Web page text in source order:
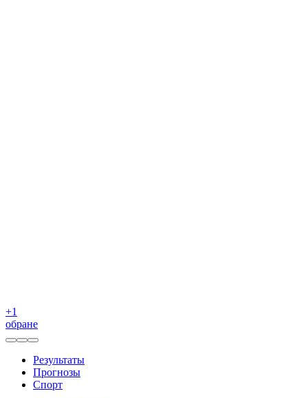
+1
обране
Результаты
Прогнозы
Спорт